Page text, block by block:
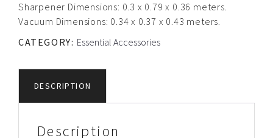
Sharpener Dimensions: 0.3 x 0.79 x 0.36 meters.
Vacuum Dimensions: 0.34 x 0.37 x 0.43 meters.
CATEGORY: Essential Accessories
DESCRIPTION
Description